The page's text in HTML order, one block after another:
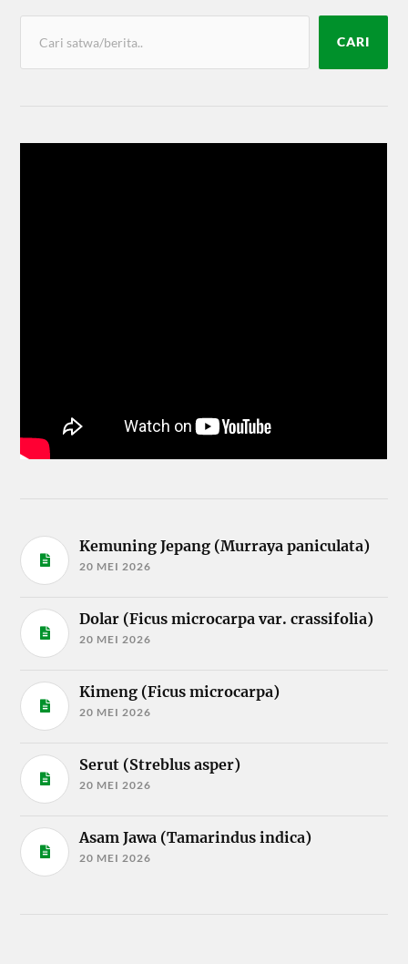
CARI
Kemuning Jepang (Murraya paniculata)
20 MEI 2026
Dolar (Ficus microcarpa var. crassifolia)
20 MEI 2026
Kimeng (Ficus microcarpa)
20 MEI 2026
Serut (Streblus asper)
20 MEI 2026
Asam Jawa (Tamarindus indica)
20 MEI 2026